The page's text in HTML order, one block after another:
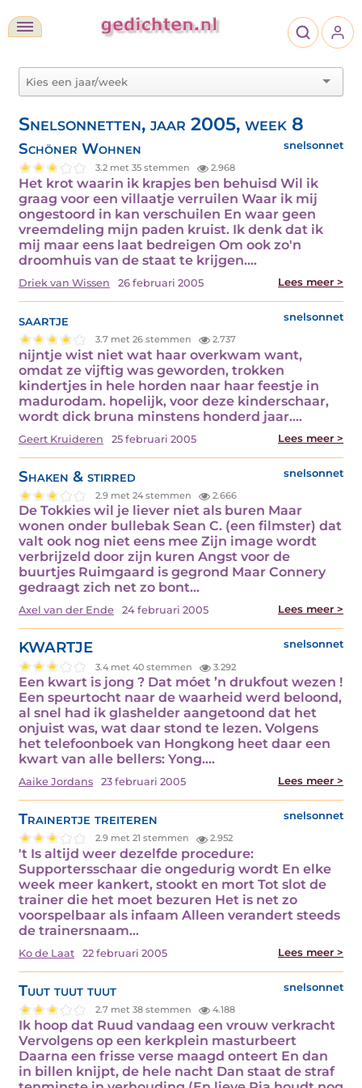
Snelsonnetten, jaar 2005, week 8
Schöner Wohnen snelsonnet
3.2 met 35 stemmen 2.968
Het krot waarin ik krapjes ben behuisd Wil ik
graag voor een villaatje verruilen Waar ik mij
ongestoord in kan verschuilen En waar geen
vreemdeling mijn paden kruist. Ik denk dat ik
mij maar eens laat bedreigen Om ook zo'n
droomhuis van de staat te krijgen.…
Driek van Wissen 26 februari 2005 Lees meer >
saartje snelsonnet
3.7 met 26 stemmen 2.737
nijntje wist niet wat haar overkwam want,
omdat ze vijftig was geworden, trokken
kindertjes in hele horden naar haar feestje in
madurodam. hopelijk, voor deze kinderschaar,
wordt dick bruna minstens honderd jaar.…
Geert Kruideren 25 februari 2005 Lees meer >
Shaken & stirred snelsonnet
2.9 met 24 stemmen 2.666
De Tokkies wil je liever niet als buren Maar
wonen onder bullebak Sean C. (een filmster) dat
valt ook nog niet eens mee Zijn image wordt
verbrijzeld door zijn kuren Angst voor de
buurtjes Ruimgaard is gegrond Maar Connery
gedraagt zich net zo bont…
Axel van der Ende 24 februari 2005 Lees meer >
KWARTJE snelsonnet
3.4 met 40 stemmen 3.292
Een kwart is jong ? Dat móet ’n drukfout wezen !
Een speurtocht naar de waarheid werd beloond,
al snel had ik glashelder aangetoond dat het
onjuist was, wat daar stond te lezen. Volgens
het telefoonboek van Hongkong heet daar een
kwart van alle bellers: Yong.…
Aaike Jordans 23 februari 2005 Lees meer >
Trainertje treiteren snelsonnet
2.9 met 21 stemmen 2.952
't Is altijd weer dezelfde procedure:
Supportersschaar die ongedurig wordt En elke
week meer kankert, stookt en mort Tot slot de
trainer die het moet bezuren Het is net zo
voorspelbaar als infaam Alleen verandert steeds
de trainersnaam…
Ko de Laat 22 februari 2005 Lees meer >
Tuut tuut tuut snelsonnet
2.7 met 38 stemmen 4.188
Ik hoop dat Ruud vandaag een vrouw verkracht
Vervolgens op een kerkplein masturbeert
Daarna een frisse verse maagd onteert En dan
in billen knijpt, de hele nacht Dan staat de straf